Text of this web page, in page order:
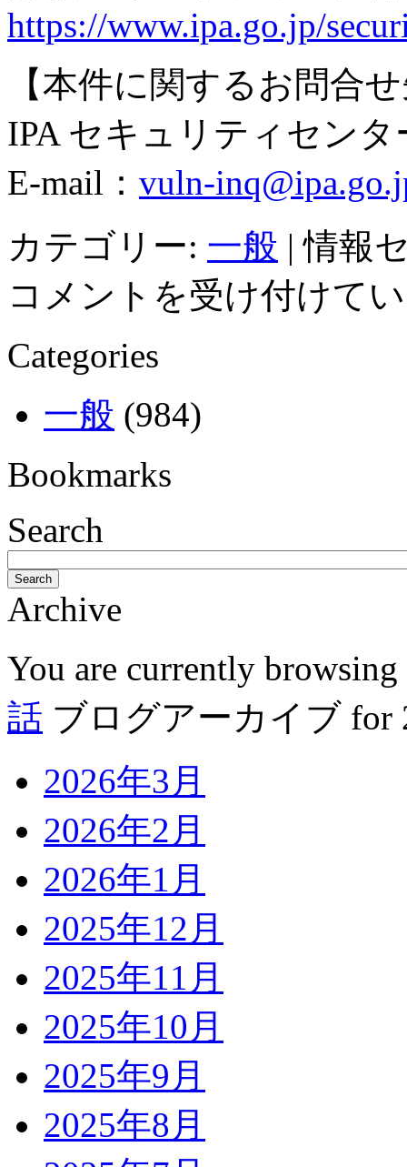
https://www.ipa.go.jp/
【本件に関するお問合
IPA セキュリティセンタ
E-mail： vuln-
カテゴリー: 一般 |情報
コメントを受け付けて
Categories
一般 (984)
Bookmarks
Search
Search
Archive
You are currently
話 ブログアーカイブ for
2026年3月
2026年2月
2026年1月
2025年12月
2025年11月
2025年10月
2025年9月
2025年8月